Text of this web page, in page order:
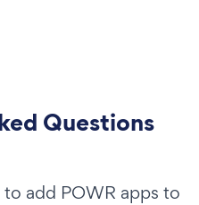
Questions
add POWR apps to